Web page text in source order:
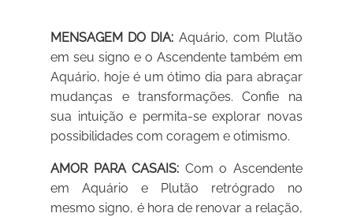
MENSAGEM DO DIA: Aquário, com Plutão
em seu signo e o Ascendente também em
Aquário, hoje é um ótimo dia para abraçar
mudanças e transformações. Confie na
sua intuição e permita-se explorar novas
possibilidades com coragem e otimismo.
AMOR PARA CASAIS: Com o Ascendente
em Aquário e Plutão retrógrado no
mesmo signo, é hora de renovar a relação,